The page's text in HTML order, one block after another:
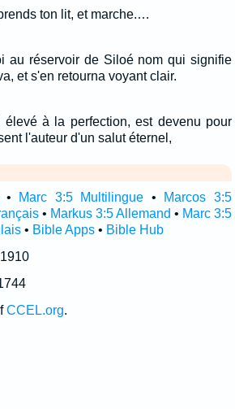
ton lit, et marche.…
au réservoir de Siloé nom qui signifie
et s'en retourna voyant clair.
à la perfection, est devenu pour
l'auteur d'un salut éternel,
• Marc 3:5 Multilingue • Marcos 3:5
• Markus 3:5 Allemand • Marc 3:5
• Bible Apps• Bible Hub
CCEL.org.